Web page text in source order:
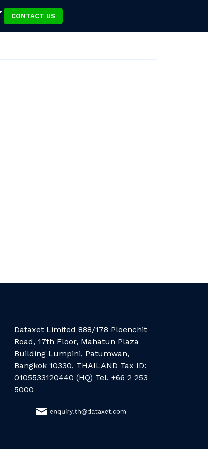
CONTACT US
Dataxet Limited 888/178 Ploenchit
Road, 17th Floor, Mahatun Plaza
Building Lumpini, Patumwan,
Bangkok 10330, THAILAND Tax ID:
0105533120440 (HQ) Tel. +66 2 253
5000